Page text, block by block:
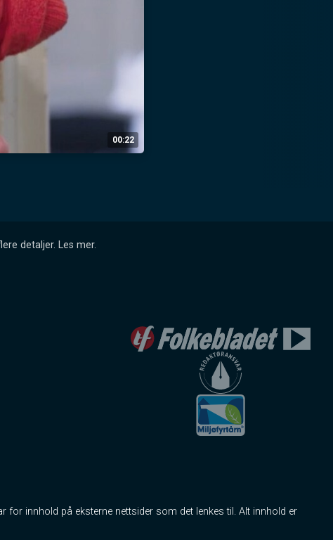
00:22
detaljer. Les mer.
for innhold på eksterne nettsider som det lenkes til. Alt innhold er